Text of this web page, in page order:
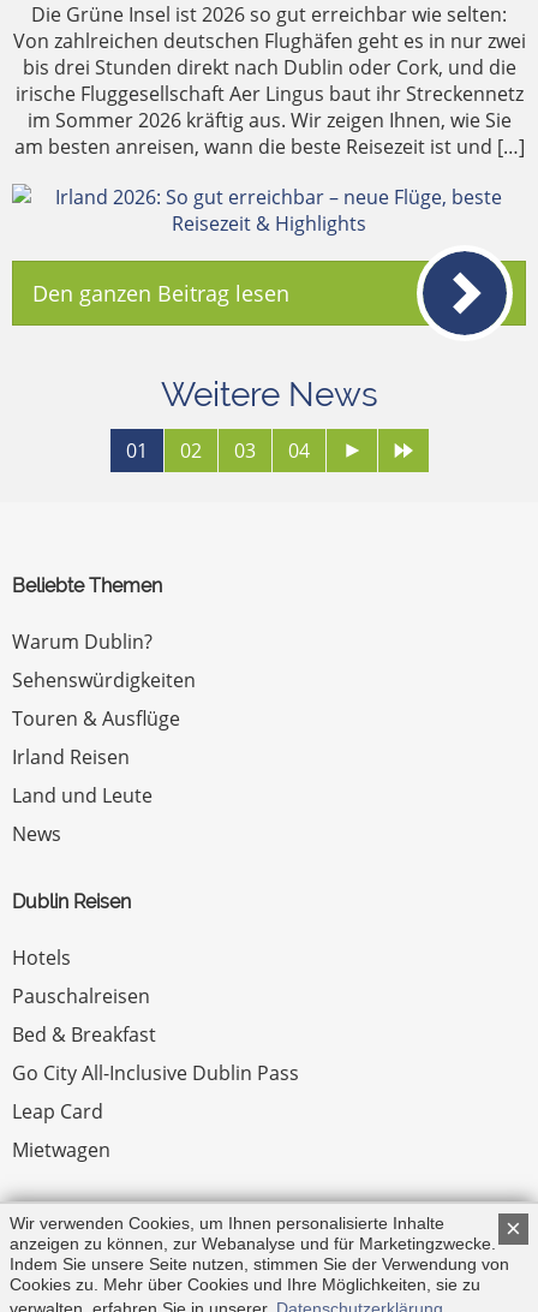
Die Grüne Insel ist 2026 so gut erreichbar wie selten:
Von zahlreichen deutschen Flughäfen geht es in nur zwei
bis drei Stunden direkt nach Dublin oder Cork, und die
irische Fluggesellschaft Aer Lingus baut ihr Streckennetz
im Sommer 2026 kräftig aus. Wir zeigen Ihnen, wie Sie
am besten anreisen, wann die beste Reisezeit ist und […]
Den ganzen Beitrag lesen
Weitere News
01 02 03 04
Beliebte Themen
Warum Dublin?
Sehenswürdigkeiten
Touren & Ausflüge
Irland Reisen
Land und Leute
News
Dublin Reisen
Hotels
Pauschalreisen
Bed & Breakfast
Go City All-Inclusive Dublin Pass
Leap Card
Mietwagen
Rechtliches
Impressum
×
Wir verwenden Cookies, um Ihnen personalisierte Inhalte
anzeigen zu können, zur Webanalyse und für Marketingzwecke.
Indem Sie unsere Seite nutzen, stimmen Sie der Verwendung von
Cookies zu. Mehr über Cookies und Ihre Möglichkeiten, sie zu
verwalten, erfahren Sie in unserer Datenschutzerklärung